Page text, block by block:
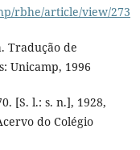
rbhe/article/view/273
Tradução de
Unicamp, 1996
[S. l.: s. n.], 1928,
do Colégio